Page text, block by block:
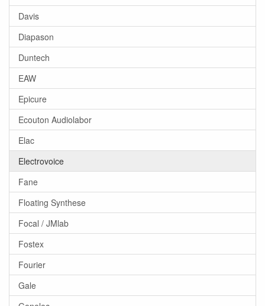
Davis
Diapason
Duntech
EAW
Epicure
Ecouton Audiolabor
Elac
Electrovoice
Fane
Floating Synthese
Focal / JMlab
Fostex
Fourier
Gale